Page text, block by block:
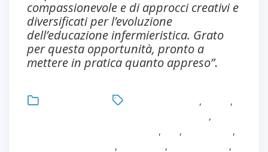
compassionevole e di approcci creativi e
diversificati per l’evoluzione
dell’educazione infermieristica. Grato
per questa opportunità, pronto a
mettere in pratica quanto appreso”.
,
,
,
, ,
,
, ,
,